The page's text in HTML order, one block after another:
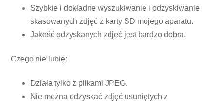
Szybkie i dokładne wyszukiwanie i odzyskiwanie
skasowanych zdjęć z karty SD mojego aparatu.
Jakość odzyskanych zdjęć jest bardzo dobra.
Czego nie lubię:
Działa tylko z plikami JPEG.
Nie można odzyskać zdjęć usuniętych z